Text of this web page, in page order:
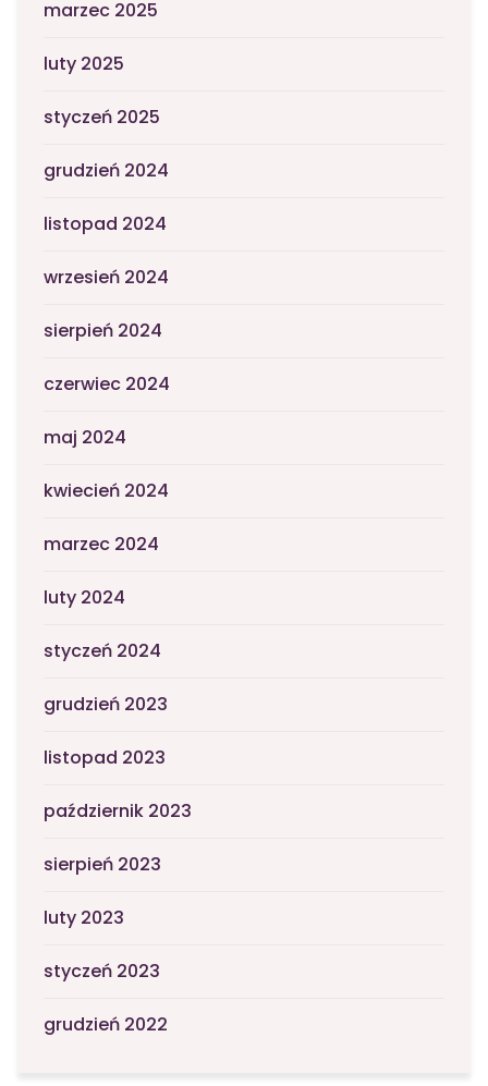
marzec 2025
luty 2025
styczeń 2025
grudzień 2024
listopad 2024
wrzesień 2024
sierpień 2024
czerwiec 2024
maj 2024
kwiecień 2024
marzec 2024
luty 2024
styczeń 2024
grudzień 2023
listopad 2023
październik 2023
sierpień 2023
luty 2023
styczeń 2023
grudzień 2022